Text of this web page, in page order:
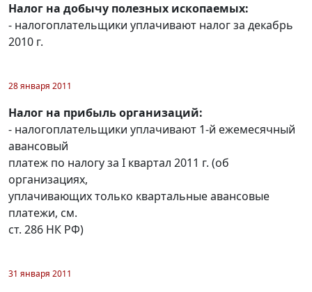
Налог на добычу полезных ископаемых:
- налогоплательщики уплачивают налог за декабрь
2010 г.
28 января 2011
Налог на прибыль организаций:
- налогоплательщики уплачивают 1-й ежемесячный
авансовый
платеж по налогу за I квартал 2011 г. (об
организациях,
уплачивающих только квартальные авансовые
платежи, см.
ст. 286 НК РФ)
31 января 2011